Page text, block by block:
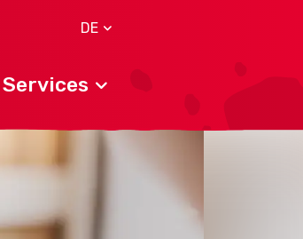
DE
Services